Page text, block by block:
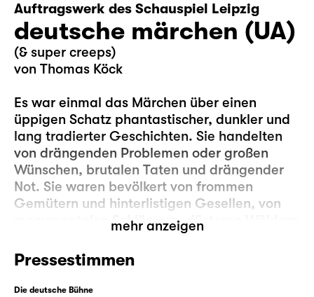
Auftragswerk des Schauspiel Leipzig
deutsche märchen (UA)
(& super creeps)
von Thomas Köck
Es war einmal das Märchen über einen
üppigen Schatz phantastischer, dunkler und
lang tradierter Geschichten. Sie handelten
von drängenden Problemen oder großen
Wünschen, brutalen Taten und drängender
Not. Sie waren bevölkert von frommen
Gemütern und hinterlistigen Gesellen, von
monumentalen Schlössern, düsteren Wäldern
und sprechenden Tieren. In ihnen deckten
sich Tische selbst zu einer üppigen Tafel auf,
oder ein ganzes Land samt seinen Leuten fiel
in hundertjährigen Schlaf.
mehr anzeigen
Pressestimmen
Die deutsche Bühne